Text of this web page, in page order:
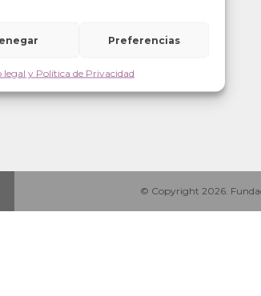
Preferencias
legal y Política de Privacidad
info@fundacionisabelmartin.es
© Copyright 2026.